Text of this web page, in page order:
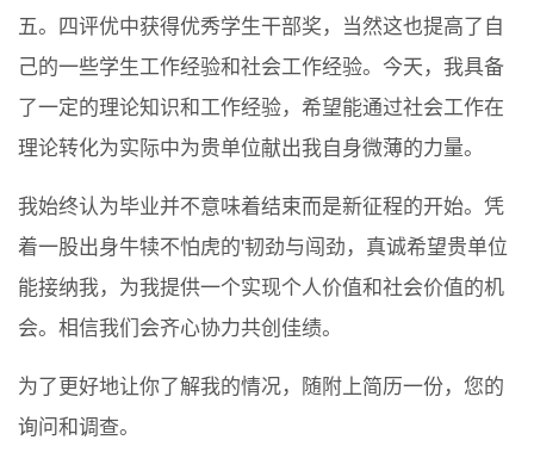
五。四评优中获得优秀学生干部奖，当然这也提高了自
己的一些学生工作经验和社会工作经验。今天，我具备
了一定的理论知识和工作经验，希望能通过社会工作在
理论转化为实际中为贵单位献出我自身微薄的力量。
我始终认为毕业并不意味着结束而是新征程的开始。凭
着一股出身牛犊不怕虎的'韧劲与闯劲，真诚希望贵单位
能接纳我，为我提供一个实现个人价值和社会价值的机
会。相信我们会齐心协力共创佳绩。
为了更好地让你了解我的情况，随附上简历一份，您的
询问和调查。